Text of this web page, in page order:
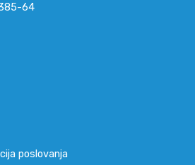
64
poslovanja